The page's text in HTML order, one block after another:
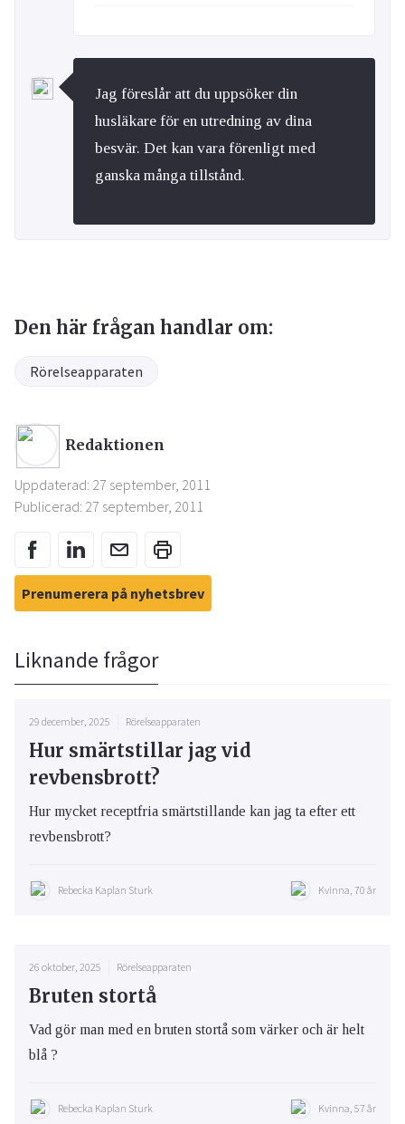
Jag föreslår att du uppsöker din
husläkare för en utredning av dina
besvär. Det kan vara förenligt med
ganska många tillstånd.
Den här frågan handlar om:
Rörelseapparaten
Redaktionen
Uppdaterad: 27 september, 2011
Publicerad: 27 september, 2011
Prenumerera på nyhetsbrev
Liknande frågor
29 december, 2025 Rörelseapparaten
Hur smärtstillar jag vid
revbensbrott?
Hur mycket receptfria smärtstillande kan jag ta efter ett
revbensbrott?
Rebecka Kaplan Sturk Kvinna, 70 år
26 oktober, 2025 Rörelseapparaten
Bruten stortå
Vad gör man med en bruten stortå som värker och är helt
blå ?
Rebecka Kaplan Sturk Kvinna, 57 år